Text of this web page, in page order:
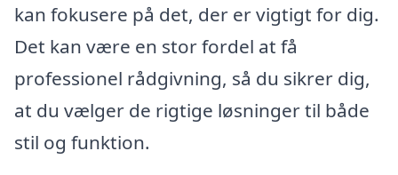
kan fokusere på det, der er vigtigt for dig.
Det kan være en stor fordel at få
professionel rådgivning, så du sikrer dig,
at du vælger de rigtige løsninger til både
stil og funktion.